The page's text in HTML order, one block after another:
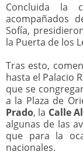
Concluida la
acompañados
Sofía,
la Puerta de los
Tras esto,
hasta el Palacio
que se
a la Plaza de
Prado, la Calle
algunas de las
que para la
nacionales.